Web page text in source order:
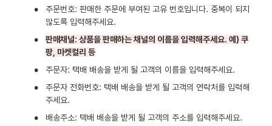
•
주문번호: 판매한 주문에 부여된 고유 번호입니다. 중복이 되지
않도록 입력해주세요.
•
판매채널: 상품을 판매하는 채널의 이름을 입력해주세요. 예) 쿠
팡, 마켓컬리 등
• 주문자: 택배 배송을 받게 될 고객의 이름을 입력해주세요.
•
주문자 전화번호: 택배 배송을 받게 될 고객의 연락처를 입력해
주세요.
• 배송주소: 택배 배송을 받게 될 고객의 주소를 입력해주세요.